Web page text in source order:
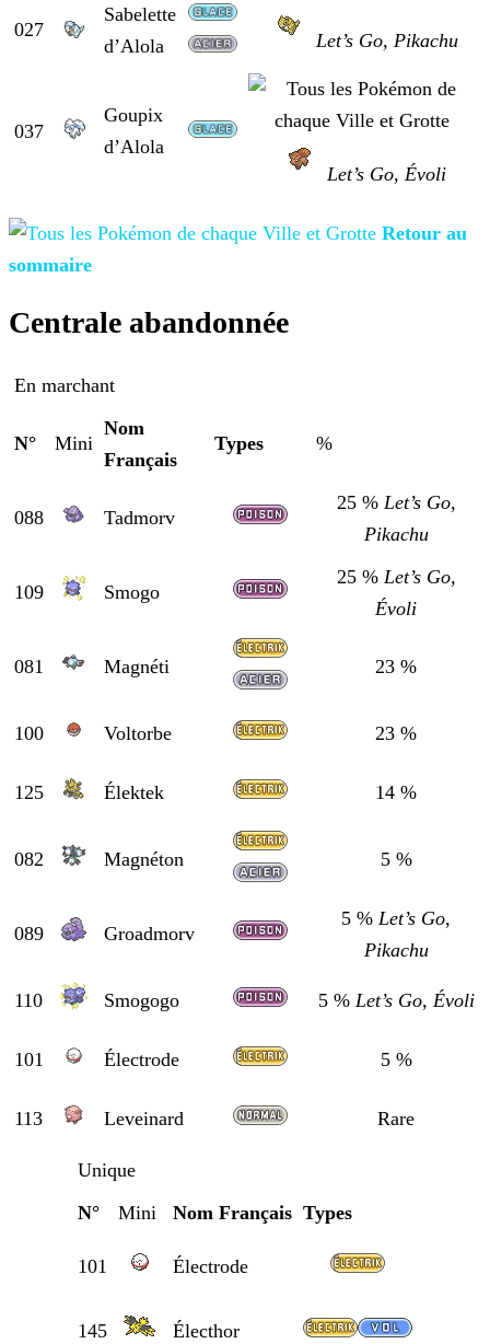
027
Sabelette
d’Alola
Let’s Go, Pikachu
037
Goupix
d’Alola
Let’s Go, Évoli
Retour au
sommaire
Centrale abandonnée
En marchant
N° Mini
Nom
Français
Types %
088 Tadmorv
25 % Let’s Go,
Pikachu
109 Smogo
25 % Let’s Go,
Évoli
081 Magnéti 23 %
100 Voltorbe 23 %
125 Élektek 14 %
082 Magnéton 5 %
089 Groadmorv
5 % Let’s Go,
Pikachu
110 Smogogo 5 % Let’s Go, Évoli
101 Électrode 5 %
113 Leveinard Rare
Unique
N°
Mini Nom Français Types
101 Électrode
145 Électhor